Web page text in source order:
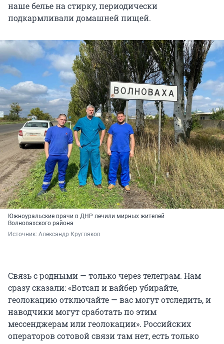
наше белье на стирку, периодически
подкармливали домашней пищей.
Южноуральские врачи в ДНР лечили мирных жителей
Волновахского района
Источник: Александр Кругляков
Связь с родными — только через телеграм. Нам
сразу сказали: «Вотсап и вайбер убирайте,
геолокацию отключайте — вас могут отследить, и
наводчики могут сработать по этим
мессенджерам или геолокации». Российских
операторов сотовой связи там нет, есть только